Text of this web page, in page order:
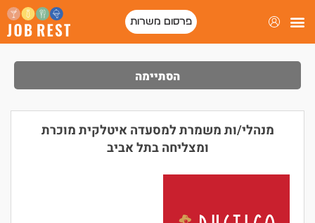
פרסום משרות
הסתיימה
מנהלי/ות משמרת למסעדה איטלקית מוכרת
ומצליחה בתל אביב